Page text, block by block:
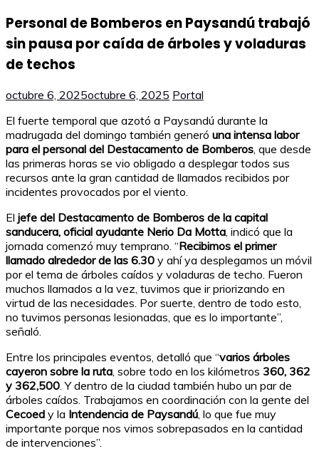
Personal de Bomberos en Paysandú trabajó
sin pausa por caída de árboles y voladuras
de techos
octubre 6, 2025octubre 6, 2025 Portal
El fuerte temporal que azotó a Paysandú durante la
madrugada del domingo también generó una intensa labor
para el personal del Destacamento de Bomberos, que desde
las primeras horas se vio obligado a desplegar todos sus
recursos ante la gran cantidad de llamados recibidos por
incidentes provocados por el viento.
El jefe del Destacamento de Bomberos de la capital
sanducera, oficial ayudante Nerio Da Motta, indicó que la
jornada comenzó muy temprano. “Recibimos el primer
llamado alrededor de las 6.30 y ahí ya desplegamos un móvil
por el tema de árboles caídos y voladuras de techo. Fueron
muchos llamados a la vez, tuvimos que ir priorizando en
virtud de las necesidades. Por suerte, dentro de todo esto,
no tuvimos personas lesionadas, que es lo importante”,
señaló.
Entre los principales eventos, detalló que “varios árboles
cayeron sobre la ruta, sobre todo en los kilómetros 360, 362
y 362,500. Y dentro de la ciudad también hubo un par de
árboles caídos. Trabajamos en coordinación con la gente del
Cecoed y la Intendencia de Paysandú, lo que fue muy
importante porque nos vimos sobrepasados en la cantidad
de intervenciones”.